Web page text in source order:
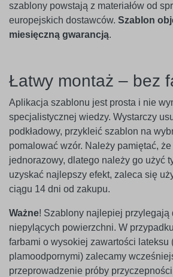
szablony powstają z materiałów od
europejskich dostawców. Szablon
miesięczną gwarancją.
Łatwy montaż – bez
Aplikacja szablonu jest prosta i nie
specjalistycznej wiedzy. Wystarczy
podkładowy, przykleić szablon na
pomalować wzór. Należy pamiętać,
jednorazowy, dlatego należy go użyć
uzyskać najlepszy efekt, zaleca się
ciągu 14 dni od zakupu.
Ważne! Szablony najlepiej przylegają
niepylących powierzchni. W
farbami o wysokiej zawartości lateksu
plamoodpornymi) zalecamy
przeprowadzenie próby